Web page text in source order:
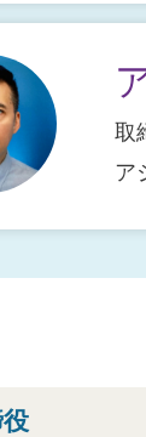
取
ア